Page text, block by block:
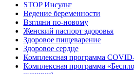
STOP Инсульт
Ведение беременности
Взгляни по-новому
Женский паспорт здоровья
Здоровое пищеварение
Здоровое сердце
Комплексная программа
Комплексная программа